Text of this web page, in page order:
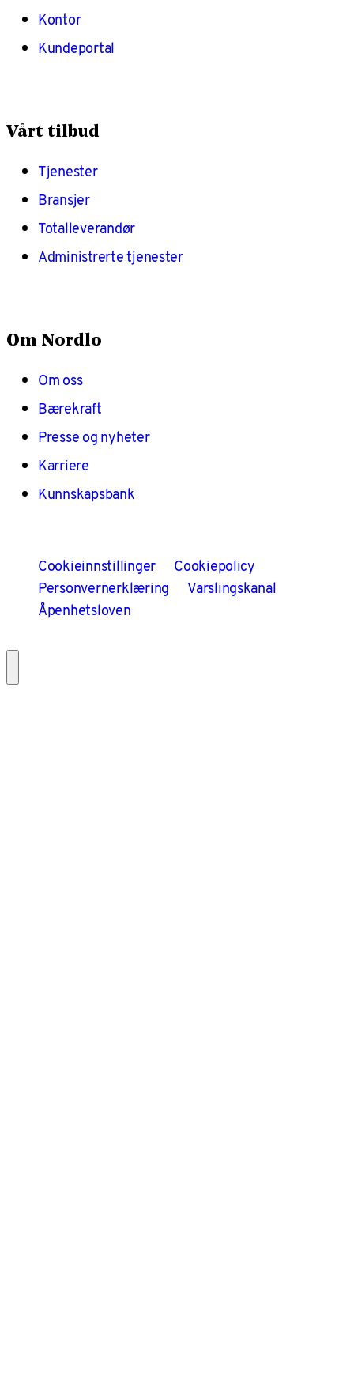
Kontor
Kundeportal
Vårt tilbud
Tjenester
Bransjer
Totalleverandør
Administrerte tjenester
Om Nordlo
Om oss
Bærekraft
Presse og nyheter
Karriere
Kunnskapsbank
Cookieinnstillinger
Cookiepolicy
Personvernerklæring
Varslingskanal
Åpenhetsloven